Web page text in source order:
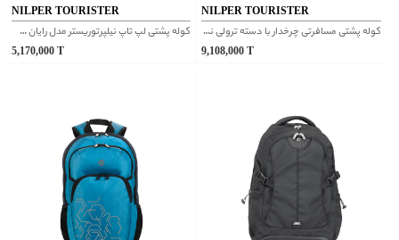
NILPER TOURISTER
کوله پشتی لپ تاپ نیلپرتوریستر مدل رایان سبز
5,170,000T
NILPER TOURISTER
کوله پشتی مسافرتی چرخدار با دسته ترولی نیلپر توریستر مدل مایان سبز زیتونی
9,108,000 T